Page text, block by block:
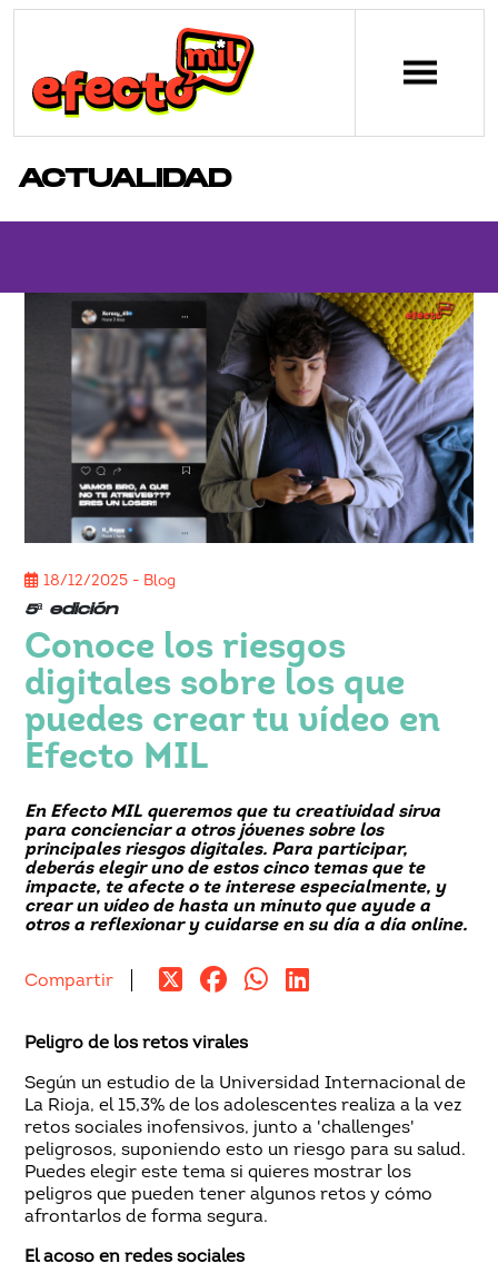
ACTUALIDAD
18/12/2025 - Blog
5ª edición
Conoce los riesgos
digitales sobre los que
puedes crear tu vídeo en
Efecto MIL
En Efecto MIL queremos que tu creatividad sirva
para concienciar a otros jóvenes sobre los
principales riesgos digitales. Para participar,
deberás elegir uno de estos cinco temas que te
impacte, te afecte o te interese especialmente, y
crear un vídeo de hasta un minuto que ayude a
otros a reflexionar y cuidarse en su día a día online.
Compartir
Peligro de los retos virales
Según un estudio de la Universidad Internacional de
La Rioja, el 15,3% de los adolescentes realiza a la vez
retos sociales inofensivos, junto a 'challenges'
peligrosos, suponiendo esto un riesgo para su salud.
Puedes elegir este tema si quieres mostrar los
peligros que pueden tener algunos retos y cómo
afrontarlos de forma segura.
El acoso en redes sociales